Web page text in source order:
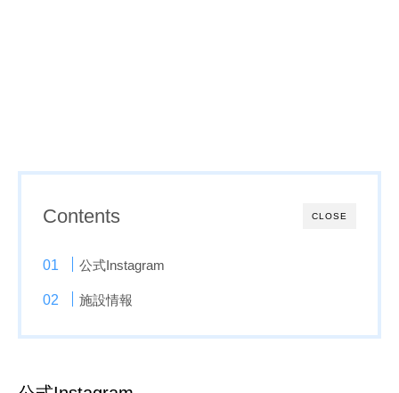
CLOSE
Contents
公式Instagram
施設情報